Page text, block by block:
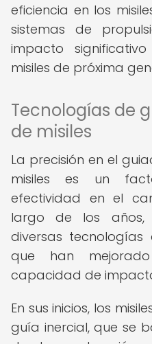
eficiencia en los
sistemas de
impacto
misiles de próxima
Tecnologías de
de misiles
La precisión en el
misiles es un
efectividad en el
largo de los años,
diversas
que han
capacidad de
En sus inicios, los
guía inercial, que se